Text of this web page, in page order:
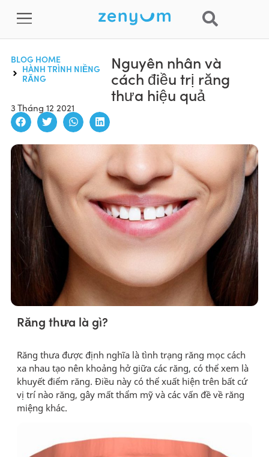
BLOG HOME
HÀNH TRÌNH NIỀNG
RĂNG
Nguyên nhân và
cách điều trị răng
thưa hiệu quả
3 Tháng 12 2021
Răng thưa là gì?
Răng thưađược định nghĩa là tình trạng răng mọc cách
xa nhau tạo nên khoảng hở giữa các răng, có thể xem là
khuyết điểm răng. Điều này có thể xuất hiện trên bất cứ
vị trí nào răng, gây mất thẩm mỹ và các vấn đề về răng
miệng khác.